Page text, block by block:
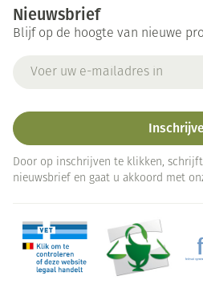
Nieuwsbrief
Blijf op de hoogte van nieuwe
Door op inschrijven te klikken,
nieuwsbrief en gaat u akkoord met